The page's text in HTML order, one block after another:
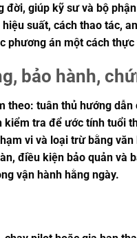
giúp kỹ sư và bộ
suất, cách thao tác,
phương án một cách
bảo hành,
tuân thủ hướng
tra để ước tính tuổi
vi và loại trừ bằng
điều kiện bảo quản và
vận hành hằng ngày.